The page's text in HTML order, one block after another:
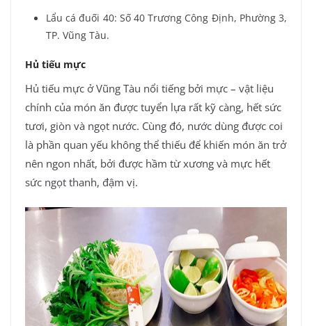
Lẩu cá đuối 40: Số 40 Trương Công Định, Phường 3,
TP. Vũng Tàu.
Hủ tiếu mực
Hủ tiếu mực ở Vũng Tàu nổi tiếng bởi mực – vật liệu
chính của món ăn được tuyển lựa rất kỹ càng, hết sức
tươi, giòn và ngọt nước. Cùng đó, nước dùng được coi
là phần quan yếu không thể thiếu để khiến món ăn trở
nên ngon nhất, bởi được hầm từ xương và mực hết
sức ngọt thanh, đậm vị.